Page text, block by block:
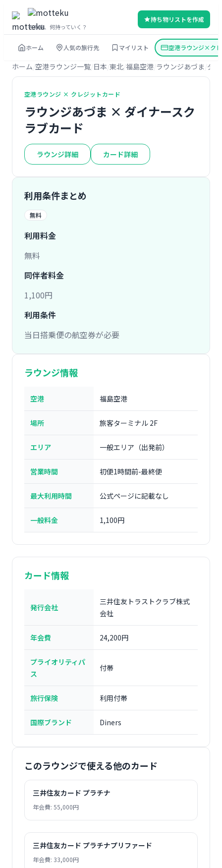
その旅、何持っていく？
持ち物リストを作成
ホーム 人気の旅行先 マイリスト 空港ラウンジ×ク
ホーム 空港ラウンジ一覧 日本 東北 福島空港 ラウンジあづま ダ
空港ラウンジ × クレジットカード
ラウンジあづま × ダイナースク
ラブカード
ラウンジ詳細 カード詳細
利用条件まとめ
無料
利用料金
無料
同伴者料金
1,100円
利用条件
当日搭乗便の航空券が必要
ラウンジ情報
空港 福島空港
場所 旅客ターミナル 2F
エリア 一般エリア（出発前）
営業時間 初便1時間前-最終便
最大利用時間 公式ページに記載なし
一般料金 1,100円
カード情報
発行会社
三井住友トラストクラブ株式
会社
年会費 24,200円
プライオリティパ
ス
付帯
旅行保険 利用付帯
国際ブランド Diners
このラウンジで使える他のカード
三井住友カード プラチナ
年会費: 55,000円
三井住友カード プラチナプリファード
年会費: 33,000円